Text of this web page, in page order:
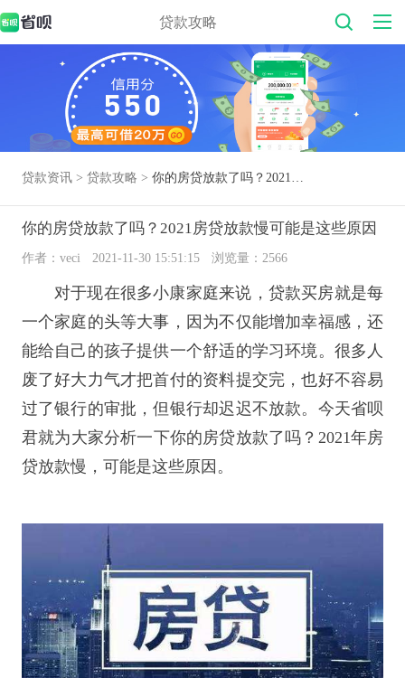
贷款攻略
贷款资讯 > 贷款攻略 > 你的房贷放款了吗？2021房贷放款慢可能是这些原因
你的房贷放款了吗？2021房贷放款慢可能是这些原因
作者：veci 2021-11-30 15:51:15 浏览量：2566
对于现在很多小康家庭来说，贷款买房就是每
一个家庭的头等大事，因为不仅能增加幸福感，还
能给自己的孩子提供一个舒适的学习环境。很多人
废了好大力气才把首付的资料提交完，也好不容易
过了银行的审批，但银行却迟迟不放款。今天省呗
君就为大家分析一下你的房贷放款了吗？ 2021年房
贷放款慢，可能是这些原因。